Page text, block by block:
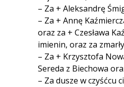
– Za + Aleksandrę
– Za + Annę
oraz za + Czesława
imienin, oraz za
– Za + Krzysztofa
Sereda z Biechowa
– Za dusze w czyśćcu